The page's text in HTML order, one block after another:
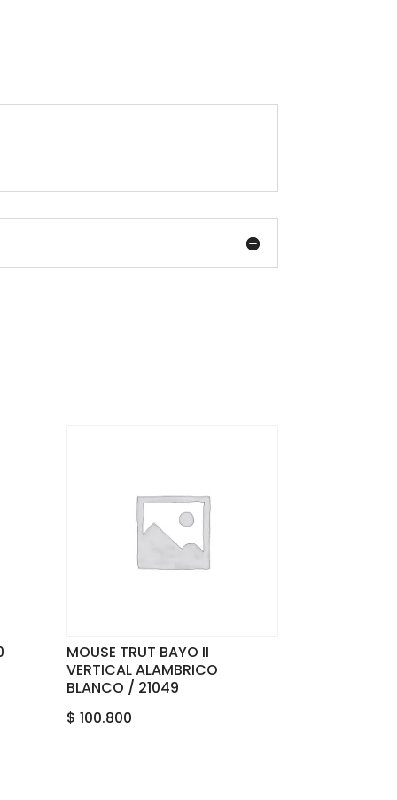
MOUSE TRUT BAYO II
VERTICAL ALAMBRICO
BLANCO / 21049
$ 100.800